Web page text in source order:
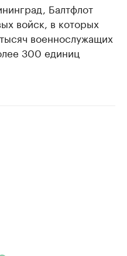
Балтфлот
войск, в которых
военнослужащих
300 единиц